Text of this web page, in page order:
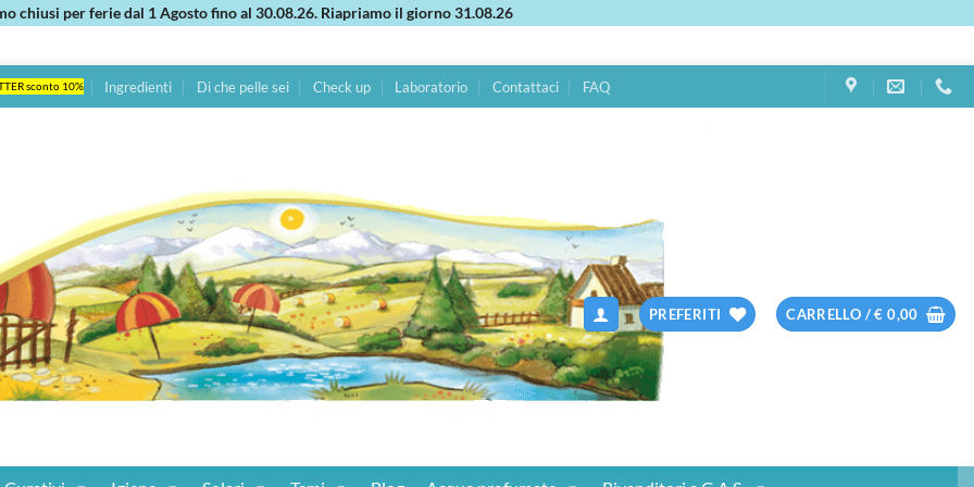
chiusi per ferie dal 1 Agosto fino al 30.08.26. Riapriamo il giorno 31.08.26
sconto 10% Ingredienti Di che pelle sei Check up Laboratorio Contattaci FAQ
PREFERITI CARRELLO /€ 0,00